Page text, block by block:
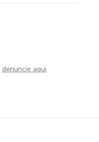
denuncie aqui